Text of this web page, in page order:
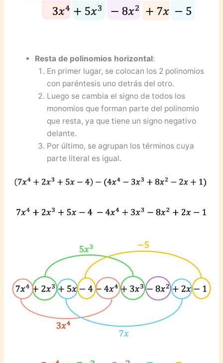
Resta de polinomios horizontal:
En primer lugar, se colocan los 2 polinomios
con paréntesis uno detrás del otro.
Luego se cambia el signo de todos los
monomios que forman parte del polinomio
que resta, ya que tiene un signo negativo
delante.
Por último, se agrupan los términos cuya
parte literal es igual.